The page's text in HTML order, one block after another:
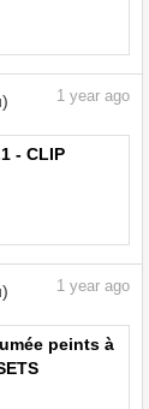
1 year ago
- CLIP
1 year ago
peints à